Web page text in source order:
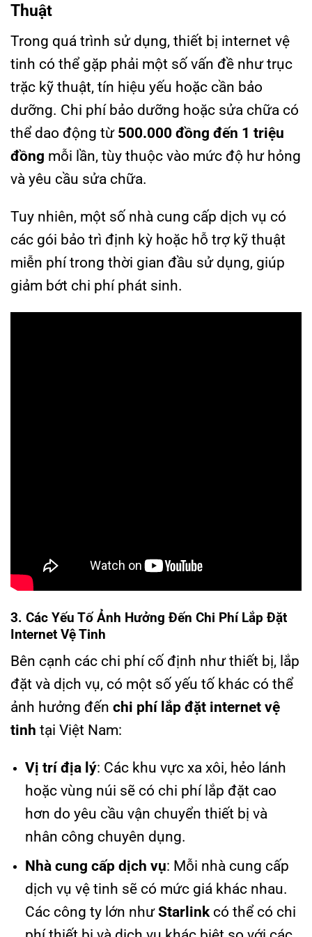
Thuật
Trong quá trình sử dụng, thiết bị internet vệ
tinh có thể gặp phải một số vấn đề như trục
trặc kỹ thuật, tín hiệu yếu hoặc cần bảo
dưỡng. Chi phí bảo dưỡng hoặc sửa chữa có
thể dao động từ 500.000 đồng đến 1 triệu
đồng mỗi lần, tùy thuộc vào mức độ hư hỏng
và yêu cầu sửa chữa.
Tuy nhiên, một số nhà cung cấp dịch vụ có
các gói bảo trì định kỳ hoặc hỗ trợ kỹ thuật
miễn phí trong thời gian đầu sử dụng, giúp
giảm bớt chi phí phát sinh.
3. Các Yếu Tố Ảnh Hưởng Đến Chi Phí Lắp Đặt
Internet Vệ Tinh
Bên cạnh các chi phí cố định như thiết bị, lắp
đặt và dịch vụ, có một số yếu tố khác có thể
ảnh hưởng đến chi phí lắp đặt internet vệ
tinh tại Việt Nam:
Vị trí địa lý: Các khu vực xa xôi, hẻo lánh
hoặc vùng núi sẽ có chi phí lắp đặt cao
hơn do yêu cầu vận chuyển thiết bị và
nhân công chuyên dụng.
Nhà cung cấp dịch vụ: Mỗi nhà cung cấp
dịch vụ vệ tinh sẽ có mức giá khác nhau.
Các công ty lớn nhưStarlinkcó thể có chi